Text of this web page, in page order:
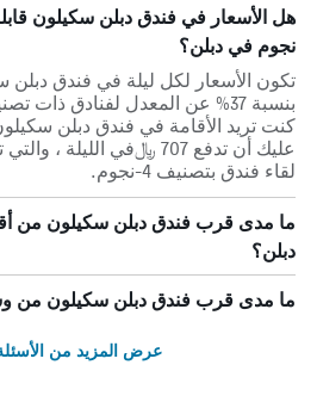
نجوم في دبلن؟
تكون الأسعار لكل ليلة في فندق
كنت تريد الأقامة في فندق دبلن
عليك أن تدفع 707 ﷼في
لقاء فندق بتصنيف 4-نجوم.
ما مدى قرب فندق دبلن سكيلون من
دبلن؟
ما مدى قرب فندق دبلن سكيلون من
عرض المزيد من